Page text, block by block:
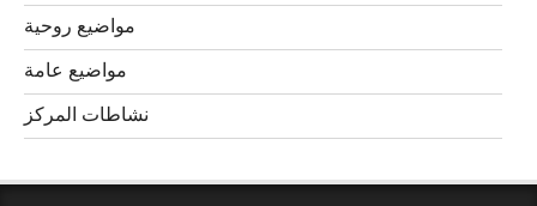
مواضيع روحية
مواضيع عامة
نشاطات المركز